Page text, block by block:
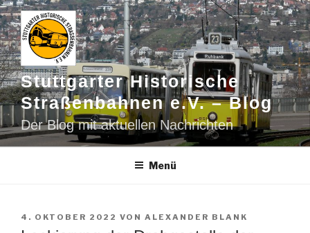
Zum
Inhalt
springen
Stuttgarter Historische
Straßenbahnen e.V. – Blog
Der Blog mit aktuellen Nachrichten
Menü
VERÖFFENTLICHT
AM
4. OKTOBER 2022 VON ALEXANDER BLANK